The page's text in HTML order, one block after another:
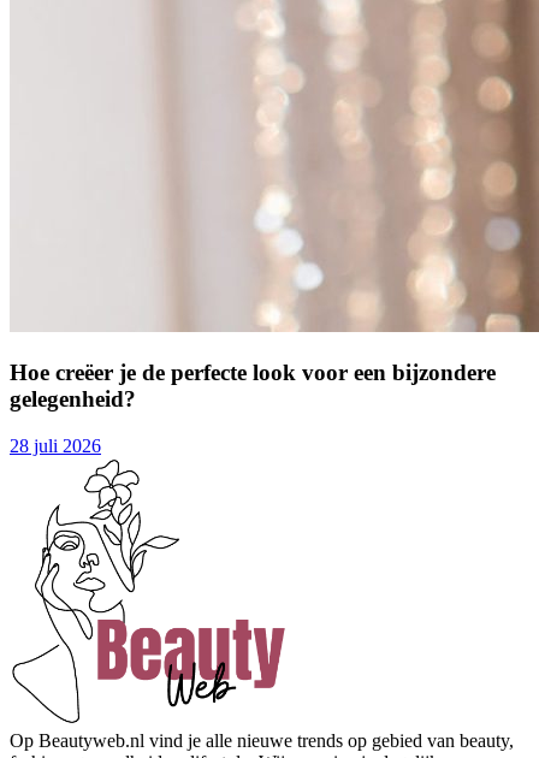
Hoe creëer je de perfecte look voor een bijzondere
gelegenheid?
28 juli 2026
Op Beautyweb.nl vind je alle nieuwe trends op gebied van beauty,